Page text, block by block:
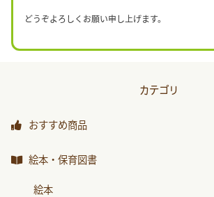
どうぞよろしくお願い申し上げます。
カテゴリ
おすすめ商品
おすすめ商品
絵本・保育図書
絵本